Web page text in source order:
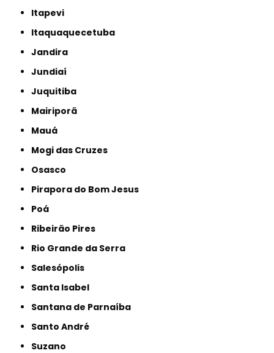
Itapevi
Itaquaquecetuba
Jandira
Jundiaí
Juquitiba
Mairiporã
Mauá
Mogi das Cruzes
Osasco
Pirapora do Bom Jesus
Poá
Ribeirão Pires
Rio Grande da Serra
Salesópolis
Santa Isabel
Santana de Parnaíba
Santo André
Suzano